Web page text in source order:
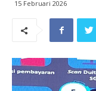
15 Februari 2026